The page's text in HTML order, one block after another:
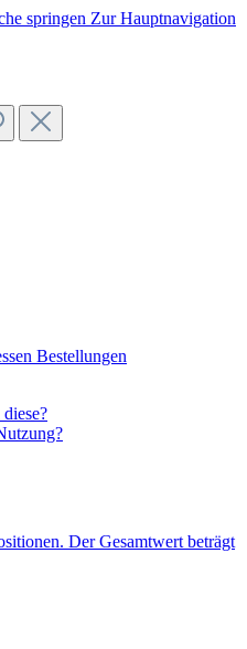
springen Zur Hauptnavigation
Bestellungen
Der Gesamtwert beträgt